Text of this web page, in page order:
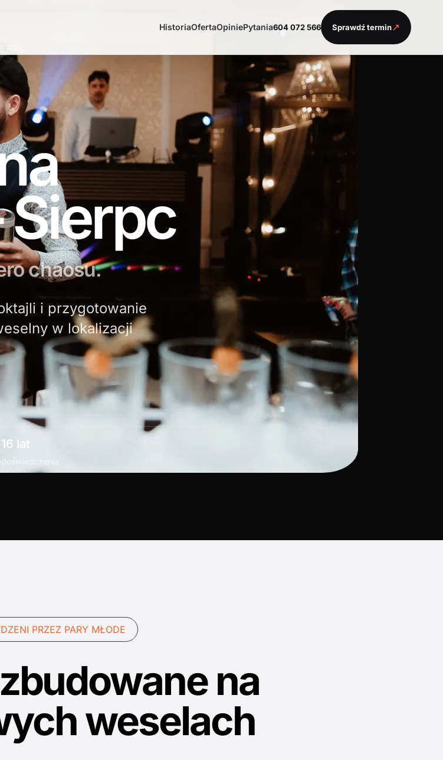
HistoriaOfertaOpiniePytania604 072 566 Sprawdź termin↗
chaosu.
i przygotowanie
w lokalizacji
16 lat
doświadczenia
PRZEZ PARY MŁODE
na
weselach